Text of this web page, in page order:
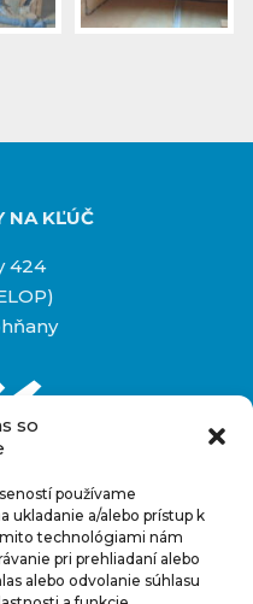
so
používame
ukladanie a/alebo prístup k
technológiami nám
pri prehliadaní alebo
alebo odvolanie súhlasu
NA KĽÚČ
424
880